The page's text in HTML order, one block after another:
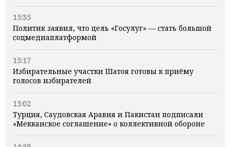
15:35
Политик заявил, что цель «Госулуг» — стать большой
соцмедиаплатформой
15:17
Избирательные участки Шатоя готовы к приёму
голосов избирателей
15:02
Турция, Саудовская Аравия и Пакистан подписали
«Мекканское соглашение» о коллективной обороне